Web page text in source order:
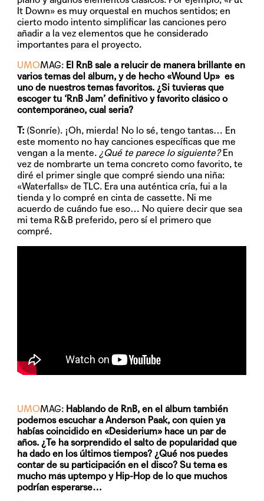
It Down» es muy orquestal en muchos sentidos; en
cierto modo intento simplificar las canciones pero
añadir a la vez elementos que he considerado
importantes para el proyecto.
UMOMAG: El RnB sale a relucir de manera brillante en
varios temas del álbum, y de hecho «Wound Up» es
uno de nuestros temas favoritos. ¿Si tuvieras que
escoger tu ‘RnB Jam’ definitivo y favorito clásico o
contemporáneo, cual seria?
T: (Sonríe). ¡Oh, mierda! No lo sé, tengo tantas… En
este momento no hay canciones específicas que me
vengan a la mente. ¿Qué te parece lo siguiente?En
vez de nombrarte un tema concreto como favorito, te
diré el primer single que compré siendo una niña:
«Waterfalls» de TLC. Era una auténtica cría, fui a la
tienda y lo compré en cinta de cassette. Ni me
acuerdo de cuándo fue eso… No quiere decir que sea
mi tema R&B preferido, pero sí el primero que
compré.
UMOMAG: Hablando de RnB, en el álbum también
podemos escuchar a Anderson Paak, con quien ya
habías coincidido en «Desiderium» hace un par de
años. ¿Te ha sorprendido el salto de popularidad que
ha dado en los últimos tiempos? ¿Qué nos puedes
contar de su participación en el disco? Su tema es
mucho más uptempo y Hip-Hop de lo que muchos
podrían esperarse…